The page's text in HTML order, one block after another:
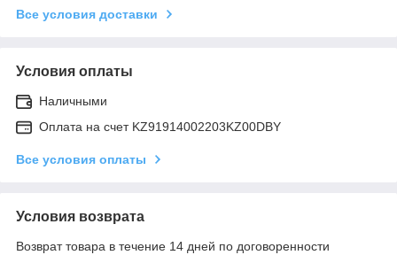
Все условия доставки
Условия оплаты
Наличными
Оплата на счет KZ91914002203KZ00DBY
Все условия оплаты
Условия возврата
Возврат товара в течение 14 дней по договоренности